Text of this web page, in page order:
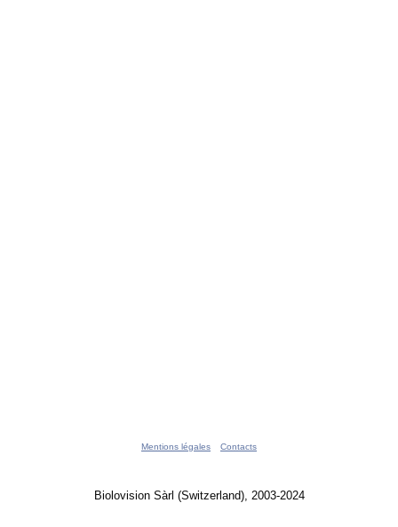
Mentions légales Contacts
Biolovision Sàrl (Switzerland), 2003-2024